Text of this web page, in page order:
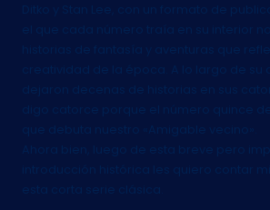
Ditko y Stan Lee, con un formato de
el que cada número traía en su interior
historias de fantasía y aventuras que
creatividad de la época. A lo largo de su
dejaron decenas de historias en sus
digo catorce porque el número quince
que debuta nuestro «Amigable vecino».
Ahora bien, luego de esta breve pero
introducción histórica les quiero contar
esta corta serie clásica.